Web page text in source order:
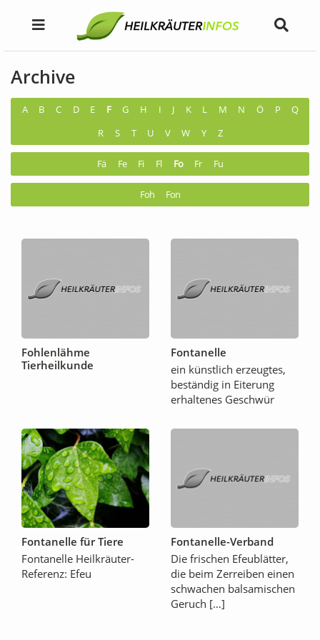
Archive
A B C D E F G H I J K L M N Ö P
Q
R
S T U V W Y Z
Fä Fe Fi Fl Fo Fr Fu
Foh Fon
Fohlenlähme
Tierheilkunde
Fontanelle
ein künstlich erzeugtes,
beständig in Eiterung
erhaltenes Geschwür
Fontanelle für Tiere
Fontanelle Heilkräuter-
Referenz: Efeu
Fontanelle-Verband
Die frischen Efeublätter,
die beim Zerreiben einen
schwachen balsamischen
Geruch […]